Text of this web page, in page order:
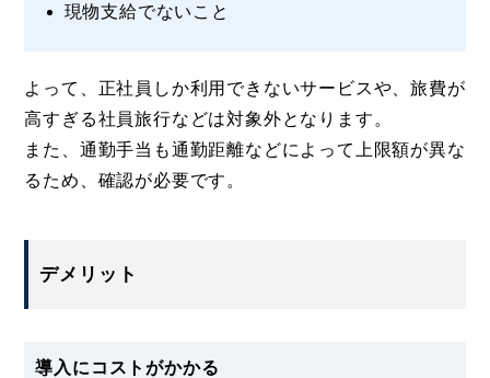
現物支給でないこと
よって、正社員しか利用できないサービスや、旅費が
高すぎる社員旅行などは対象外となります。
また、通勤手当も通勤距離などによって上限額が異な
るため、確認が必要です。
デメリット
導入にコストがかかる